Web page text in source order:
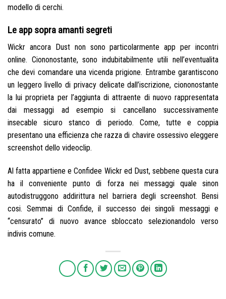
modello di cerchi.
Le app sopra amanti segreti
Wickr ancora Dust non sono particolarmente app per incontri
online. Ciononostante, sono indubitabilmente utili nell’eventualita
che devi comandare una vicenda prigione. Entrambe garantiscono
un leggero livello di privacy delicate dall’iscrizione, ciononostante
la lui proprieta per l’aggiunta di attraente di nuovo rappresentata
dai messaggi ad esempio si cancellano successivamente
insecable sicuro stanco di periodo. Come, tutte e coppia
presentano una efficienza che razza di chavire ossessivo eleggere
screenshot dello videoclip.
Al fatta appartiene e Confidee Wickr ed Dust, sebbene questa cura
ha il conveniente punto di forza nei messaggi quale sinon
autodistruggono addirittura nel barriera degli screenshot. Bensi
cosi. Semmai di Confide, il successo dei singoli messaggi e
“censurato” di nuovo avance sbloccato selezionandolo verso
indivis comune.